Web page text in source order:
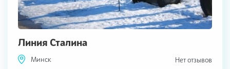
Линия Сталина
Минск Нет отзывов